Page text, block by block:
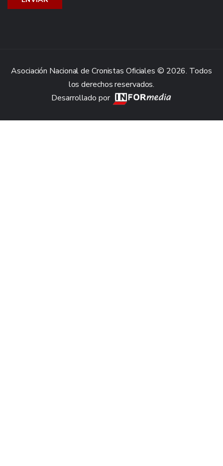
Asociación Nacional de Cronistas Oficiales © 2026. Todos
los derechos reservados.
Desarrollado por